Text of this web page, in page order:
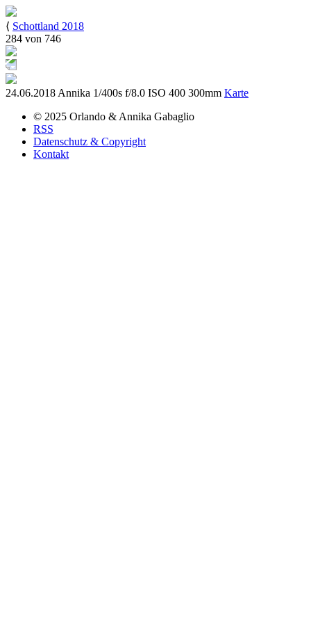
⟨ Schottland 2018
284 von 746
24.06.2018 Annika 1/400s f/8.0 ISO 400 300mm Karte
© 2025 Orlando & Annika Gabaglio
RSS
Datenschutz & Copyright
Kontakt